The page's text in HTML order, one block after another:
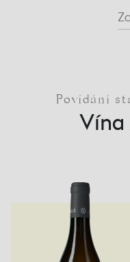
Povídání
Vína